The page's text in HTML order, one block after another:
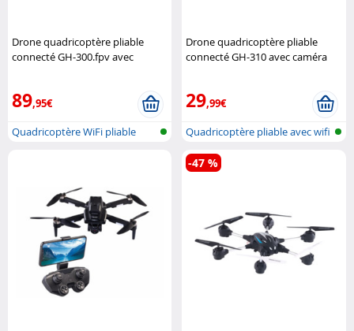
Drone quadricoptère pliable
connecté GH-300.fpv avec
89,95€
Quadricoptère WiFi pliable
Drone quadricoptère pliable
connecté GH-310 avec caméra
29,99€
Quadricoptère pliable avec wifi
et...
-47 %